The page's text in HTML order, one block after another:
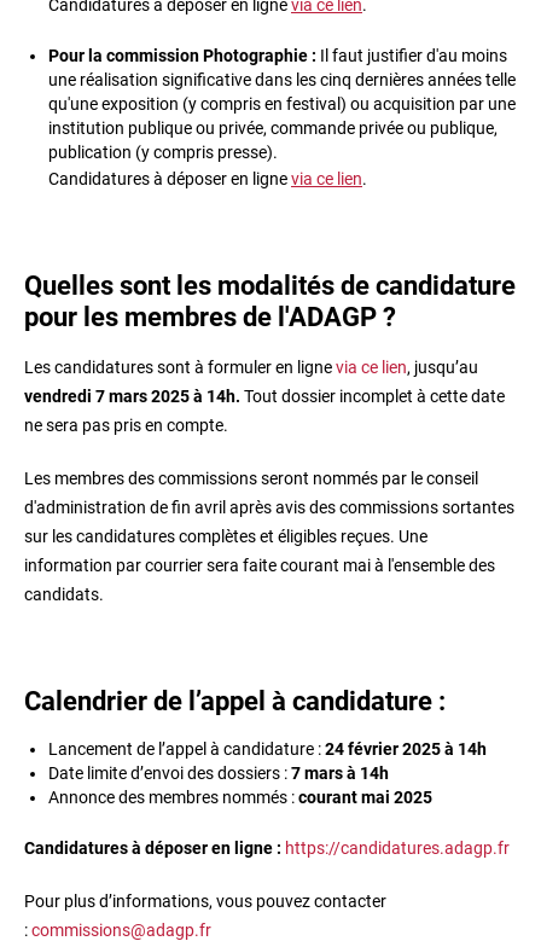
Candidatures à déposer en lignevia ce lien.
Pour la commission Photographie : Il faut justifier d'au moins
une réalisation significative dans les cinq dernières années telle
qu'une exposition (y compris en festival) ou acquisition par une
institution publique ou privée, commande privée ou publique,
publication (y compris presse).
Candidatures à déposer en lignevia ce lien.
Quelles sont les modalités de candidature
pour les membres de l'ADAGP ?
Les candidatures sont à formuler en lignevia ce lien, jusqu’au
vendredi 7 mars 2025 à 14h. Tout dossier incomplet à cette date
ne sera pas pris en compte.
Les membres des commissions seront nommés par le conseil
d'administration de fin avril après avis des commissions sortantes
sur les candidatures complètes et éligibles reçues. Une
information par courrier sera faite courant mai à l'ensemble des
candidats.
Calendrier de l’appel à candidature :
Lancement de l’appel à candidature :24 février 2025 à 14h
Date limite d’envoi des dossiers :7 mars à 14h
Annonce des membres nommés :courant mai 2025
Candidatures à déposer en ligne : https://candidatures.adagp.fr
Pour plus d’informations, vous pouvez contacter
:commissions@adagp.fr